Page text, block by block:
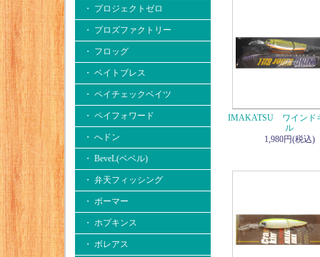
・ プロジェクトゼロ
・ プロズファクトリー
・ フロッグ
・ ベイトブレス
・ ペイチェックベイツ
・ ペイフォワード
・ へドン
・ BeveL(ベベル)
・ 弁天フィッシング
・ ボーマー
・ ホプキンス
・ ボレアス
IMAKATSU ワインド
ル
1,980円(税込)